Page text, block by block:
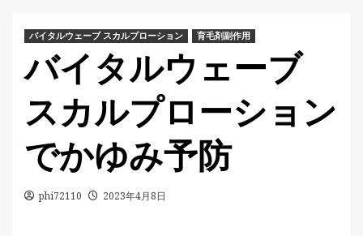
バイタルウェーブ スカルプローション 育毛剤副作用
バイタルウェーブ
スカルプローション
でかゆみ予防
phi72110 2023年4月8日